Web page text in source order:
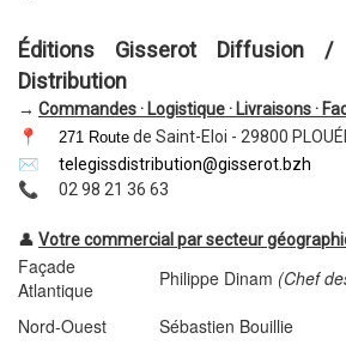
Éditions Gisserot Diffusion /
Distribution
→ Commandes · Logistique · Livraisons ·
📍 271 Route de Saint-Eloi - 29800
✉️ telegissdistribution@gisserot.bzh
📞 02 98 21 36 63
👤 Votre commercial par secteur
Façade
Atlantique
Philippe Dinam (Chef
Nord-Ouest
Sébastien Bouillie